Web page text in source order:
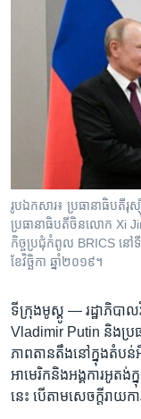
ទៅ​
កាន់​
ទំព័រ​
ស្វែង​
វិទ្យុ / ផតខាសថ៍
កម្មវិធីទាំងអស់
Khmer English
បណ្តាញ​សង្គម
ភាសា
រូបឯកសារ៖ ប្រធានាធិបតី​
ប្រធានាធិបតី​ចិន​លោក Xi
កិច្ចប្រជុំ​កំពូល BRICS នៅ​
ខែវិច្ឆិកា ឆ្នាំ២០១៩។
ទីក្រុងមូស្គូ — រដ្ឋាភិបា
Vladimir Putin និង​ប្រ
ភាពតានតឹងនៅ​ក្នុង​តំបន់​
អាមេរិក​និង​អង្គការ​អូតង់​
នេះ​ បើ​តាម​សេចក្តីរាយ